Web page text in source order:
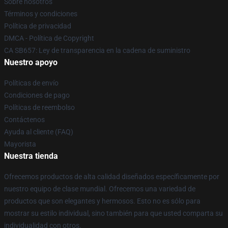
Términos y condiciones
Política de privacidad
DMCA - Política de Copyright
CA SB657: Ley de transparencia en la cadena de suministro
Nuestro apoyo
Políticas de envío
Condiciones de pago
Políticas de reembolso
Contáctenos
Ayuda al cliente (FAQ)
Mayorista
Nuestra tienda
Ofrecemos productos de alta calidad diseñados específicamente por
nuestro equipo de clase mundial. Ofrecemos una variedad de
productos que son elegantes y hermosos. Esto no es sólo para
mostrar su estilo individual, sino también para que usted comparta su
individualidad con otros.